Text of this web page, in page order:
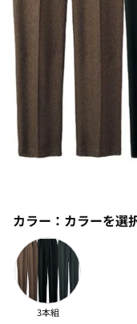
カラー： カラーを選
3本組